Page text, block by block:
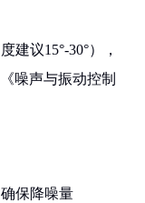
建议15°-30°），
噪声与振动控制
保降噪量